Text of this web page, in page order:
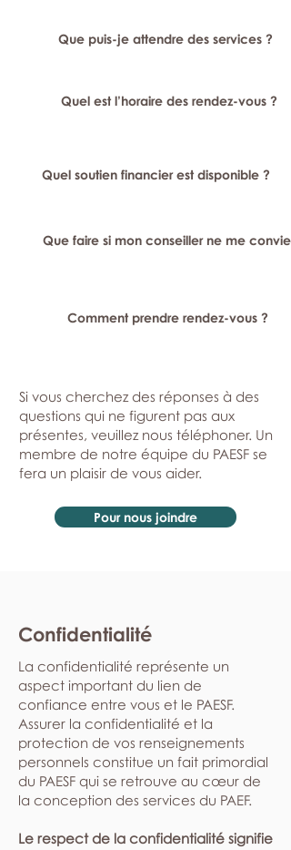
Que puis-je attendre des services ?
Quel est l’horaire des rendez-vous ?
Quel soutien financier est disponible ?
Que faire si mon conseiller ne me
Comment prendre rendez-vous ?
Si vous cherchez des réponses à des
questions qui ne figurent pas aux
présentes, veuillez nous téléphoner. Un
membre de notre équipe du PAESF se
fera un plaisir de vous aider.
Pour nous joindre
Confidentialité
La confidentialité représente un
aspect important du lien de
confiance entre vous et le PAESF.
Assurer la confidentialité et la
protection de vos renseignements
personnels constitue un fait primordial
du PAESF qui se retrouve au cœur de
la conception des services du PAEF.
Le respect de la confidentialité signifie